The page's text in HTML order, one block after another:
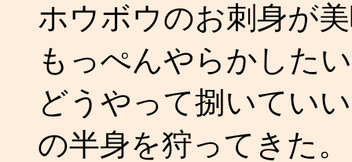
ホウボウのお刺身が
もっぺんやらかした
どうやって捌いてい
の半身を狩ってきた。